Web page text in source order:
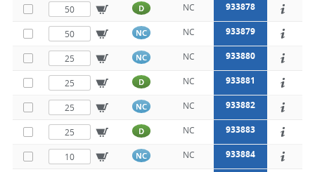
D NC 933878
NC NC 933879
NC NC 933880
D NC 933881
NC NC 933882
D NC 933883
NC NC 933884